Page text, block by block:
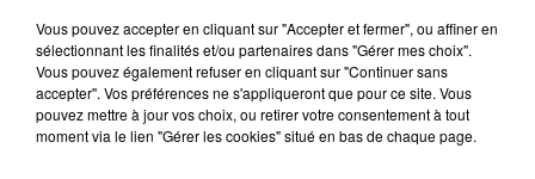
Vous pouvez accepter en cliquant sur "Accepter et fermer", ou affiner en
sélectionnant les finalités et/ou partenaires dans "Gérer mes choix".
Vous pouvez également refuser en cliquant sur "Continuer sans
accepter". Vos préférences ne s'appliqueront que pour ce site. Vous
pouvez mettre à jour vos choix, ou retirer votre consentement à tout
moment via le lien "Gérer les cookies" situé en bas de chaque page.